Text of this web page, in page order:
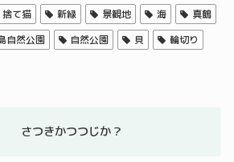
捨て猫 新緑 景観地 海
真鶴
自然公園 自然公園 貝
輪切り
さつきかつつじか？